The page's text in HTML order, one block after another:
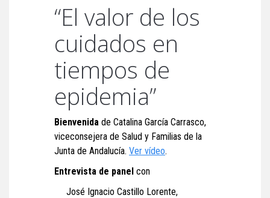
“El valor de los
cuidados en
tiempos de
epidemia”
Bienvenida de Catalina García Carrasco,
viceconsejera de Salud y Familias de la
Junta de Andalucía. Ver vídeo.
Entrevista de panel con
José Ignacio Castillo Lorente,